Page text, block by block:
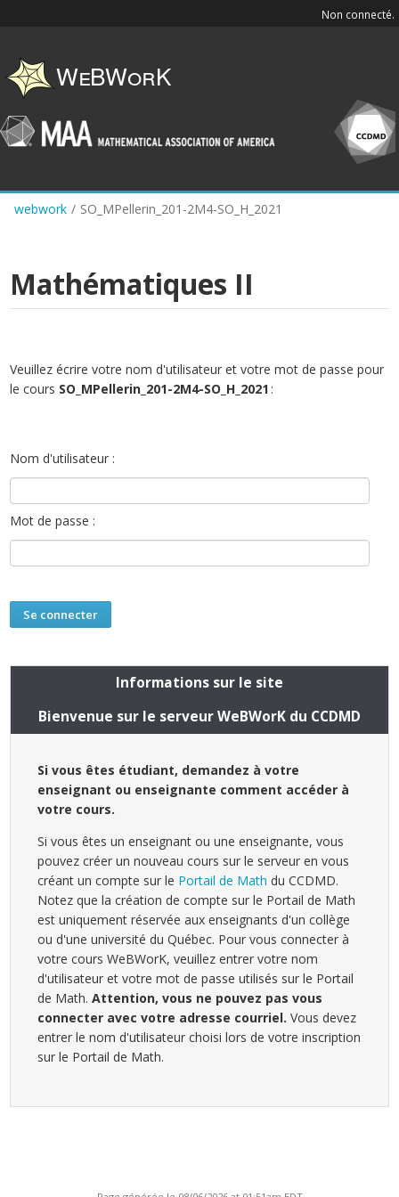
content
Non connecté.
webwork / SO_MPellerin_201-2M4-SO_H_2021
Mathématiques II
Veuillez écrire votre nom d'utilisateur et votre mot de passe pour
le cours SO_MPellerin_201-2M4-SO_H_2021 :
Nom d'utilisateur :
Mot de passe :
Informations sur le site
Bienvenue sur le serveur WeBWorK du CCDMD
Si vous êtes étudiant, demandez à votre
enseignant ou enseignante comment accéder à
votre cours.
Si vous êtes un enseignant ou une enseignante, vous
pouvez créer un nouveau cours sur le serveur en vous
créant un compte sur le Portail de Math du CCDMD.
Notez que la création de compte sur le Portail de Math
est uniquement réservée aux enseignants d'un collège
ou d'une université du Québec. Pour vous connecter à
votre cours WeBWorK, veuillez entrer votre nom
d'utilisateur et votre mot de passe utilisés sur le Portail
de Math.Attention, vous ne pouvez pas vous
connecter avec votre adresse courriel. Vous devez
entrer le nom d'utilisateur choisi lors de votre inscription
sur le Portail de Math.